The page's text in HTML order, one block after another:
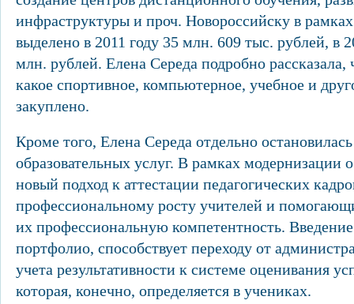
инфраструктуры и проч. Новороссийску в
выделено в 2011 году 35 млн. 609 тыс. рублей, в
млн. рублей. Елена Середа подробно рассказала,
какое спортивное, компьютерное, учебное и
закуплено.
Кроме того, Елена Середа отдельно остановилась
образовательных услуг. В рамках модернизации
новый подход к аттестации педагогических
профессиональному росту учителей и
их профессиональную компетентность.
портфолио, способствует переходу от
учета результативности к системе оценивания
которая, конечно, определяется в учениках.